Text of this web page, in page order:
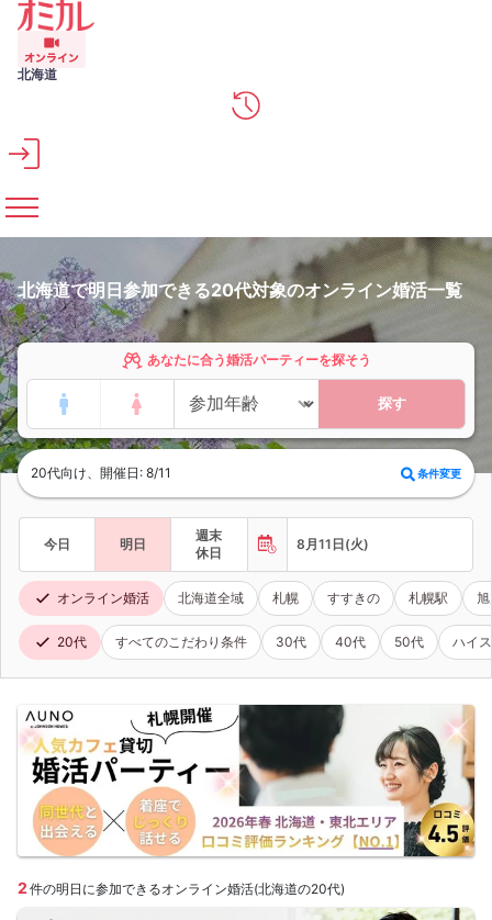
メインコンテンツへスキップ
北海道
北海道で明日参加できる20代対象のオンライン婚活一覧
あなたに合う婚活パーティーを探そう
探す
20代向け、開催日: 8/11 条件変更
今日 明日
週末
休日
8月11日(火)
オンライン婚活 北海道全域 札幌 すすきの 札幌駅
20代 すべてのこだわり条件 30代 40代 50代 ハイ
2 件の明日に参加できるオンライン婚活(北海道の20代)